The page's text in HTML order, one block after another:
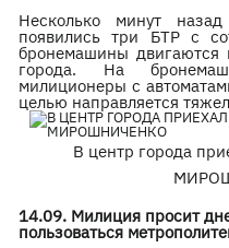
Несколько минут
появились три БТР с
бронемашины двигаются
города. На
милиционеры с
целью направляется
В центр города
14.09. Милиция просит
пользоваться